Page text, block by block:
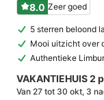
8.0 Zeer goed
5 sterren beloond
Mooi uitzicht over
Authentieke
VAKANTIEHUIS 2
Van 27 tot 30 okt, 3